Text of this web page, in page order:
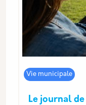
Vie municipale
Le journal